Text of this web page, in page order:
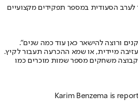
הסעודית במספר תפקידים מקצועיים
ורוצה להישאר כאן עוד כמה שנים".
מיידית, או שמא ההכרעה תעבור לקיץ.
15 נקודות מתחת למוליכה אל הילאל. מעבר לבנזמה, בקבוצה משחקים מספר שמות מוכרים כמו
Karim Benzema is